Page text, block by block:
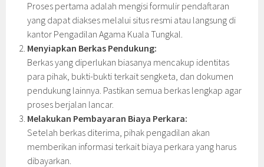
Proses pertama adalah mengisi formulir pendaftaran
yang dapat diakses melalui situs resmi atau langsung di
kantor Pengadilan Agama Kuala Tungkal.
Menyiapkan Berkas Pendukung:
Berkas yang diperlukan biasanya mencakup identitas
para pihak, bukti-bukti terkait sengketa, dan dokumen
pendukung lainnya. Pastikan semua berkas lengkap agar
proses berjalan lancar.
Melakukan Pembayaran Biaya Perkara:
Setelah berkas diterima, pihak pengadilan akan
memberikan informasi terkait biaya perkara yang harus
dibayarkan.